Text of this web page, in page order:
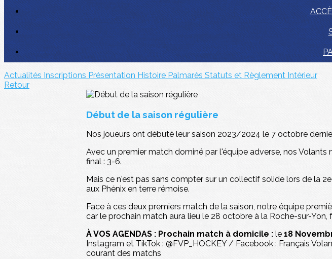
Actualités Inscriptions Présentation Histoire Palmarès Statuts et Règlement Intérieur
Retour
Début de la saison régulière
Nos joueurs ont débuté leur saison 2023/2024 le 7 octobre
Avec un premier match dominé par l'équipe adverse, nos
final : 3-6.
Mais ce n'est pas sans compter sur un collectif solide lors de la
aux Phénix en terre rémoise.
Face à ces deux premiers match de la saison, notre équipe
car le prochain match aura lieu le 28 octobre à la Roche-sur-
À VOS AGENDAS : Prochain match à domicile : le 18
Instagram et TikTok : @FVP_HOCKEY / Facebook : Français
courant des matchs